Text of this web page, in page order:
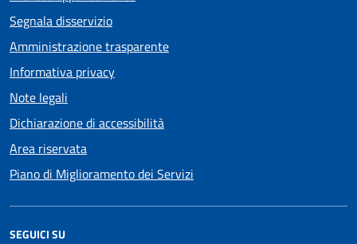
Segnala disservizio
Amministrazione trasparente
Informativa privacy
Note legali
Dichiarazione di accessibilità
Area riservata
Piano di Miglioramento dei Servizi
SEGUICI SU